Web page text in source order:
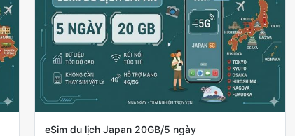
eSim du lịch Japan 20GB/5 ngày